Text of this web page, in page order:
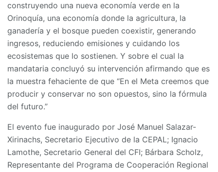
construyendo una nueva economía verde en la
Orinoquía, una economía donde la agricultura, la
ganadería y el bosque pueden coexistir, generando
ingresos, reduciendo emisiones y cuidando los
ecosistemas que lo sostienen. Y sobre el cual la
mandataria concluyó su intervención afirmando que es
la muestra fehaciente de que “En el Meta creemos que
producir y conservar no son opuestos, sino la fórmula
del futuro.”
El evento fue inaugurado por José Manuel Salazar-
Xirinachs, Secretario Ejecutivo de la CEPAL; Ignacio
Lamothe, Secretario General del CFI; Bárbara Scholz,
Representante del Programa de Cooperación Regional